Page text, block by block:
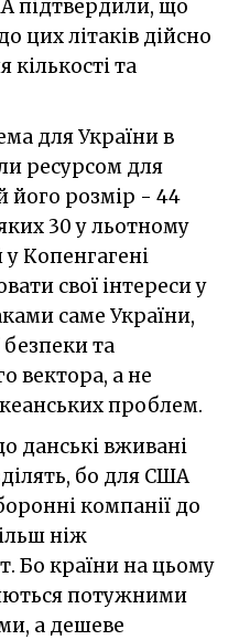
підтвердили, що
цих літаків дійсно
кількості та
для України в
ресурсом для
його розмір - 44
30 у льотному
у Копенгагені
свої інтереси у
саме України,
безпеки та
вектора, а не
проблем.
данські вживані
бо для США
компанії до
ніж
Бо країни на цьому
потужними
а дешеве